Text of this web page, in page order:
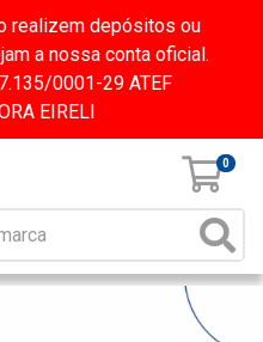
realizem depósitos ou
a nossa conta oficial.
0001-29 ATEF
EIRELI
0